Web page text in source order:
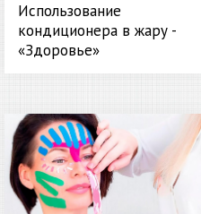
Использование
кондиционера в жару -
«Здоровье»